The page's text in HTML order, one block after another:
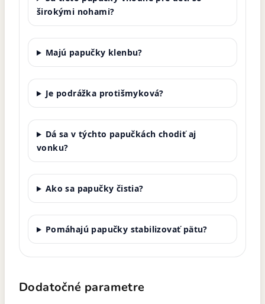
širokými nohami?
Majú papučky klenbu?
Je podrážka protišmyková?
Dá sa v týchto papučkách chodiť aj
vonku?
Ako sa papučky čistia?
Pomáhajú papučky stabilizovať pätu?
Dodatočné parametre